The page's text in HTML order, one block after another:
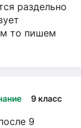
раздельно
то пишем
9 класс
9